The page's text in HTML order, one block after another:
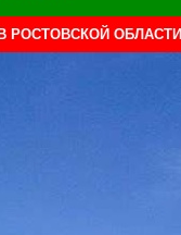
РОСТОВСКОЙ ОБЛАСТИ